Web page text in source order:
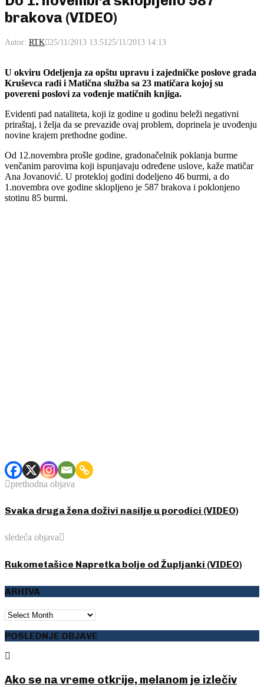
brakova (VIDEO)
Autor: RTK 25/11/2013 13:51 25/11/2013 14:13
U okviru Odeljenja za opštu upravu i zajedničke poslove grada
Kruševca radi i Matična služba sa 23 matičara kojoj su
povereni poslovi za vođenje matičnih knjiga.
Evidenti pad nataliteta, koji iz godine u godinu beleži negativni
priraštaj, i želja da se prevaziđe ovaj problem, doprinela je uvođenju
novine krajem prethodne godine.
Od 12.novembra prošle godine, gradonačelnik poklanja burme
venčanim parovima koji ispunjavaju određene uslove, kaže matičar
Ana Jovanović. U protekloj godini dodeljeno 46 burmi, a do
1.novembra ove godine sklopljeno je 587 brakova i poklonjeno
stotinu 85 burmi.
prethodna objava
Svaka druga žena doživi nasilje u porodici (VIDEO)
sledeća objava
Rukometašice Napretka bolje od Župljanki (VIDEO)
ARHIVA
ARHIVA
POSLEDNJE OBJAVE
Ako se na vreme otkrije, melanom je izlečiv